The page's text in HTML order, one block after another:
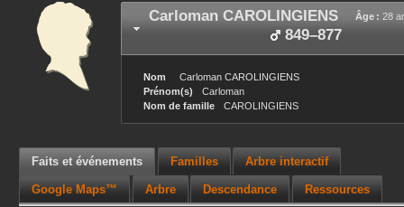
Carloman CAROLINGIENS Âge : 28
849–877
Nom Carloman CAROLINGIENS
Prénom(s)
Carloman
Nom de famille
CAROLINGIENS
Faits et événements Familles Arbre interactif
Google Maps™ Arbre Descendance Ressources